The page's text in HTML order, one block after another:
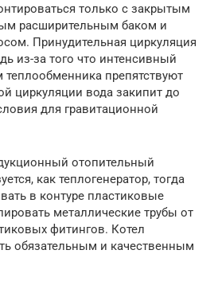
только с закрытым
расширительным баком и
Принудительная циркуляция
из-за того что интенсивный
препятствуют
циркуляции вода закипит до
для гравитационной
отопительный
как теплогенератор, тогда
в контуре пластиковые
металлические трубы от
фитингов. Котел
обязательным и качественным